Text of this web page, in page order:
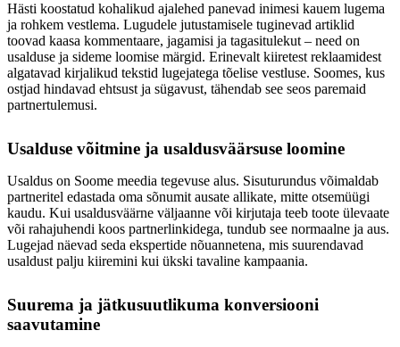
Hästi koostatud kohalikud ajalehed panevad inimesi kauem lugema
ja rohkem vestlema. Lugudele jutustamisele tuginevad artiklid
toovad kaasa kommentaare, jagamisi ja tagasitulekut – need on
usalduse ja sideme loomise märgid. Erinevalt kiiretest reklaamidest
algatavad kirjalikud tekstid lugejatega tõelise vestluse. Soomes, kus
ostjad hindavad ehtsust ja sügavust, tähendab see seos paremaid
partnertulemusi.
Usalduse võitmine ja usaldusväärsuse loomine
Usaldus on Soome meedia tegevuse alus. Sisuturundus võimaldab
partneritel edastada oma sõnumit ausate allikate, mitte otsemüügi
kaudu. Kui usaldusväärne väljaanne või kirjutaja teeb toote ülevaate
või rahajuhendi koos partnerlinkidega, tundub see normaalne ja aus.
Lugejad näevad seda ekspertide nõuannetena, mis suurendavad
usaldust palju kiiremini kui ükski tavaline kampaania.
Suurema ja jätkusuutlikuma konversiooni
saavutamine